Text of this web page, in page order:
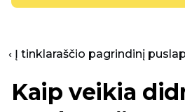
‹ Į tinklaraščio pagrindinį
Kaip veikia